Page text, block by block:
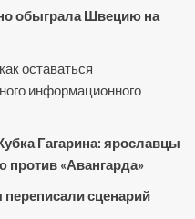
обыграла Швецию на
оставаться
информационного
Гагарина: ярославцы
«Авангарда»
сценарий